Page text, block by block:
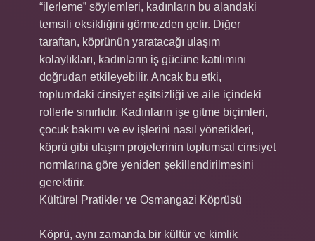
“ilerleme” söylemleri, kadınların bu alandaki
temsili eksikliğini görmezden gelir. Diğer
taraftan, köprünün yaratacağı ulaşım
kolaylıkları, kadınların iş gücüne katılımını
doğrudan etkileyebilir. Ancak bu etki,
toplumdaki cinsiyet eşitsizliği ve aile içindeki
rollerle sınırlıdır. Kadınların işe gitme biçimleri,
çocuk bakımı ve ev işlerini nasıl yönetikleri,
köprü gibi ulaşım projelerinin toplumsal cinsiyet
normlarına göre yeniden şekillendirilmesini
gerektirir.
Kültürel Pratikler ve Osmangazi Köprüsü
Köprü, aynı zamanda bir kültür ve kimlik